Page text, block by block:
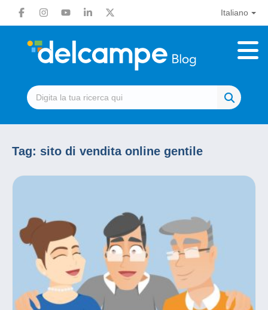
Italiano
Tag: sito di vendita online gentile